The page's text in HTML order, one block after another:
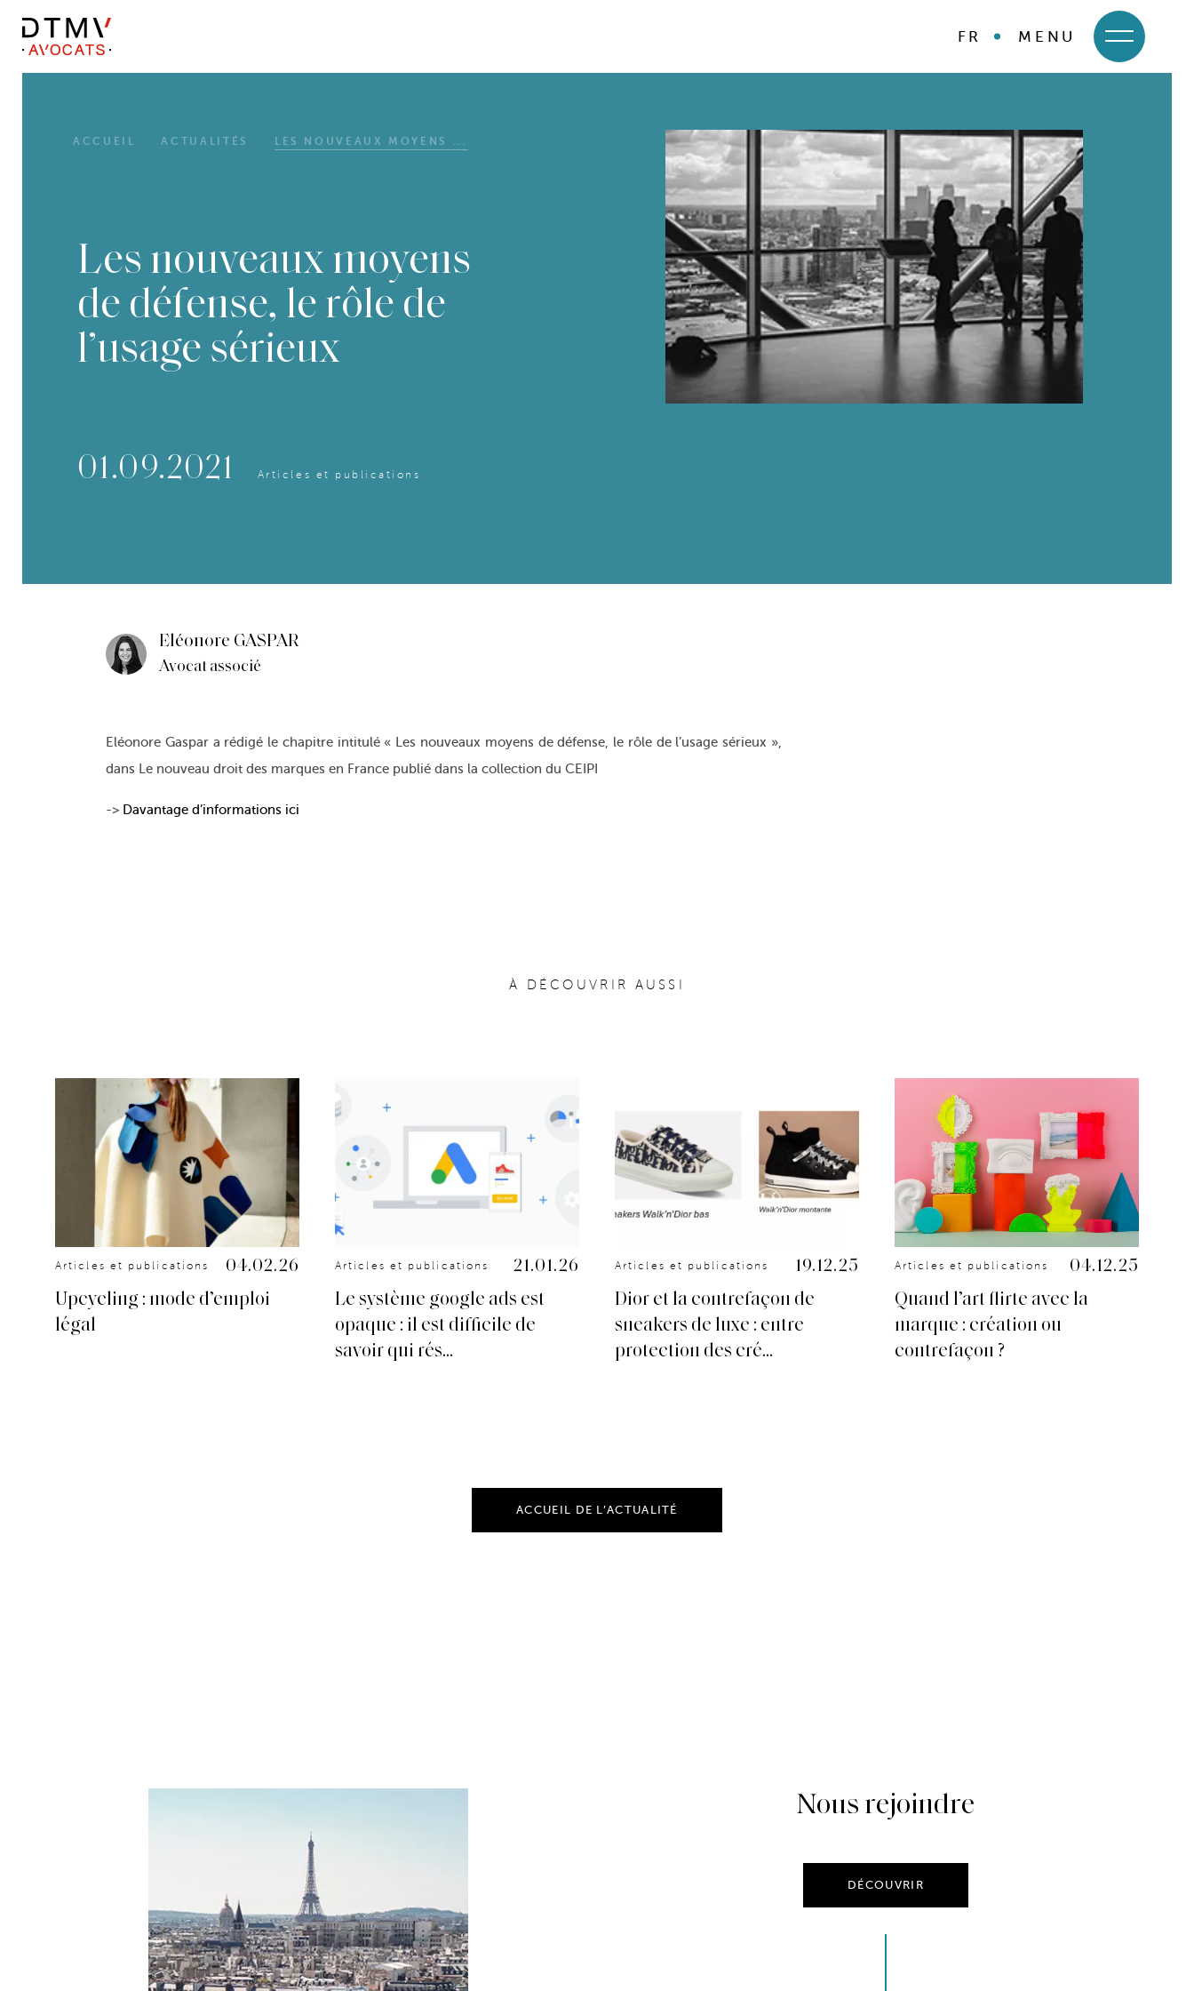
FR MENU
ACCUEIL ACTUALITÉS LES NOUVEAUX MOYENS ...
Les nouveaux moyens
de défense, le rôle de
l’usage sérieux
01.09.2021 Articles et publications
Eléonore GASPAR
Avocat associé
Eléonore Gaspar a rédigé le chapitre intitulé « Les nouveaux moyens de défense, le rôle de l’usage sérieux »,
dans Le nouveau droit des marques en France publié dans la collection du CEIPI
-> Davantage d’informations ici
À DÉCOUVRIR AUSSI
Articles et publications 04.02.26
Upcycling : mode d’emploi
légal
Articles et publications 21.01.26
Le système google ads est
opaque : il est difficile de
savoir qui rés...
Articles et publications 19.12.25
Dior et la contrefaçon de
sneakers de luxe : entre
protection des cré...
Articles et publications 04.12.25
Quand l’art flirte avec la
marque : création ou
contrefaçon ?
ACCUEIL DE L’ACTUALITÉ
Nous rejoindre
DÉCOUVRIR